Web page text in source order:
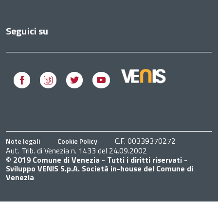
Seguici su
Facebook Instagram Twitter Youtube
Note legali Cookie Policy
C.F. 00339370272
Aut. Trib. di Venezia n. 1433 del 24.09.2002
© 2019 Comune di Venezia - Tutti i diritti riservati -
Sviluppo VENIS S.p.A. Società in-house del Comune di
Venezia